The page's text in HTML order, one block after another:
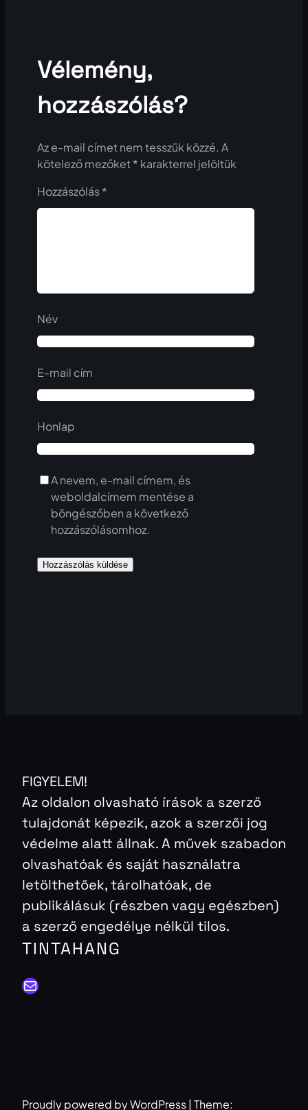
Vélemény,
hozzászólás?
Az e-mail címet nem tesszük közzé. A
kötelező mezőket * karakterrel jelöltük
Hozzászólás*
Név
E-mail cím
Honlap
A nevem, e-mail címem, és
weboldalcímem mentése a
böngészőben a következő
hozzászólásomhoz.
FIGYELEM!
Az oldalon olvasható írások a szerző
tulajdonát képezik, azok a szerzői jog
védelme alatt állnak. A művek szabadon
olvashatóak és saját használatra
letölthetőek, tárolhatóak, de
publikálásuk (részben vagy egészben)
a szerző engedélye nélkül tilos.
TINTAHANG
Mail
Proudly powered by WordPress | Theme: